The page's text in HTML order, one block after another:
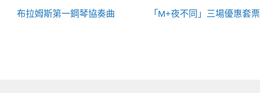
布拉姆斯第一鋼琴協奏曲 「M+夜不同」三場優惠套票